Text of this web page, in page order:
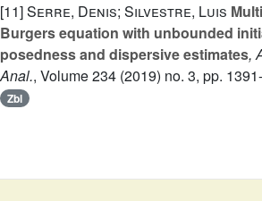
[11]Serre, Denis; Silvestre, Luis
Burgers equation with unbounded
posedness and dispersive estimates,
Anal., Volume 234 (2019) no. 3, pp.
Zbl